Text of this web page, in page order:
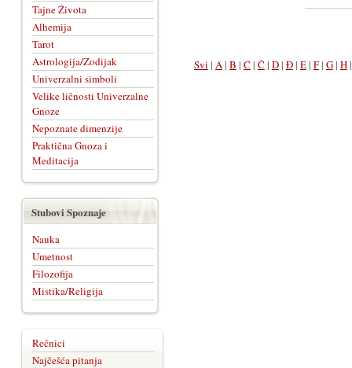
Svi | A| B | C | Č | D| Đ| E| F| G| H
Tajne Života
Alhemija
Tarot
Astrologija/Zodijak
Univerzalni simboli
Velike ličnosti Univerzalne
Gnoze
Nepoznate dimenzije
Praktična Gnoza i
Meditacija
Stubovi Spoznaje
Nauka
Umetnost
Filozofija
Mistika/Religija
Rečnici
Najčešća pitanja